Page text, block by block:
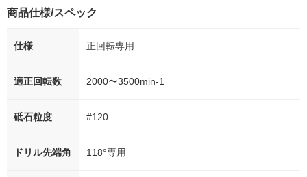
商品仕様/スペック
仕様 正回転専用
適正回転数 2000〜3500min-1
砥石粒度 #120
ドリル先端角 118°専用